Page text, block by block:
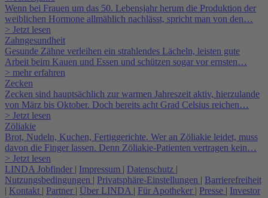
Wenn bei Frauen um das 50. Lebensjahr herum die Produktion der
weiblichen Hormone allmählich nachlässt, spricht man von den…
> Jetzt lesen
Zahngesundheit
Gesunde Zähne verleihen ein strahlendes Lächeln, leisten gute
Arbeit beim Kauen und Essen und schützen sogar vor ernsten…
> mehr erfahren
Zecken
Zecken sind hauptsächlich zur warmen Jahreszeit aktiv, hierzulande
von März bis Oktober. Doch bereits acht Grad Celsius reichen…
> Jetzt lesen
Zöliakie
Brot, Nudeln, Kuchen, Fertiggerichte. Wer an Zöliakie leidet, muss
davon die Finger lassen. Denn Zöliakie-Patienten vertragen kein…
> Jetzt lesen
LINDA Jobfinder | Impressum | Datenschutz |
Nutzungsbedingungen | Privatsphäre-Einstellungen | Barrierefreiheit
| Kontakt | Partner | Über LINDA | Für Apotheker | Presse | Investor